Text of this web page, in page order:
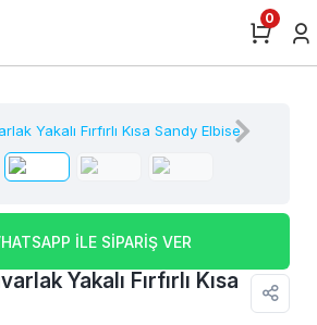
0
İLE SİPARİŞ VER
Yakalı Fırfırlı Kısa